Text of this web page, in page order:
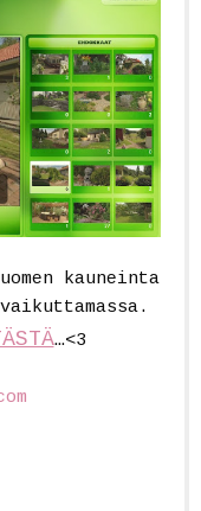
kauneinta
…<3